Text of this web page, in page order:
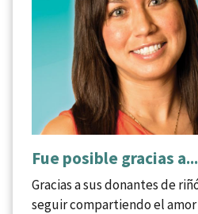
Fue posible gracias
Gracias a sus donantes de
seguir compartiendo el